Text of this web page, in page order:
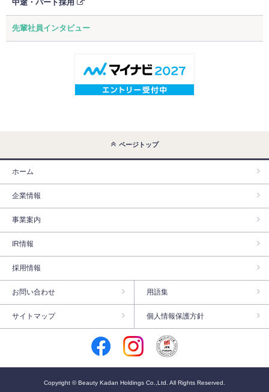
学生へのメッセージ
花を挿す仕事は、飽きる事無く続けられる魅力に溢れています。飽きっぽい性
格の私がこれまで続けて来られたのは、その辺の魅力が理由ではないかと思っ
知識、経験、無くてもOK！みんなで一緒に花を挿しましょう。
中途・パート採用
先輩社員インタビュー
ページトップ
ホーム
企業情報
事業案内
IR情報
採用情報
お問い合わせ 用語集
サイトマップ 個人情報保護方針
Copyright © Beauty Kadan Holdings Co.,Ltd. All Rights Reserved.